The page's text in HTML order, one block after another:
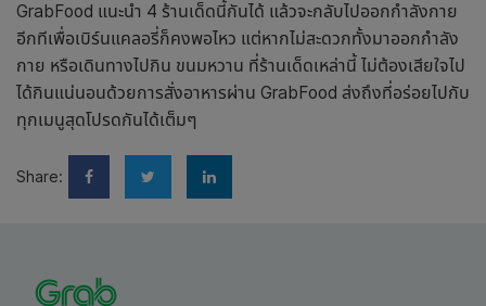
GrabFood แนะนำ 4 ร้านเด็ดนี้กันได้ แล้วจะกลับไปออกกำลังกาย
อีกทีเพื่อเบิร์นแคลอรี่ก็คงพอไหว แต่หากไม่สะดวกทั้งมาออกกำลัง
กาย หรือเดินทางไปกิน ขนมหวาน ที่ร้านเด็ดเหล่านี้ ไม่ต้องเสียใจไป
ได้กินแน่นอนด้วยการสั่งอาหารผ่าน GrabFood ส่งถึงที่อร่อยไปกับ
ทุกเมนูสุดโปรดกันได้เต็มๆ
Share: